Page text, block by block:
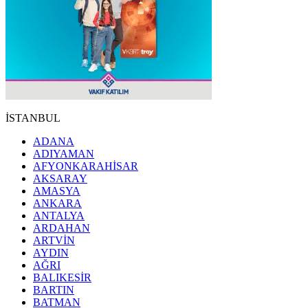
İSTANBUL
ADANA
ADIYAMAN
AFYONKARAHİSAR
AKSARAY
AMASYA
ANKARA
ANTALYA
ARDAHAN
ARTVİN
AYDIN
AĞRI
BALIKESİR
BARTIN
BATMAN